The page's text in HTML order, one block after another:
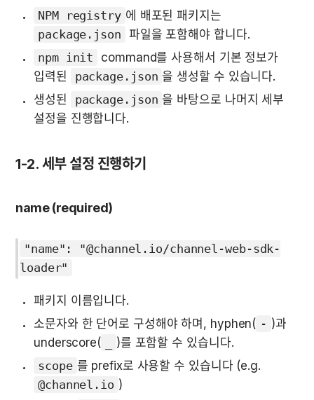
NPM registry
package.json 파일을 포함해야 합니다.
npm init
command를 사용해서 기본 정보가
입력된
package.json 을 생성할 수 있습니다.
생성된
package.json 을 바탕으로 나머지 세부
설정을 진행합니다.
1-2. 세부 설정 진행하기
name (required)
"name": "@channel.io/channel-web-sdk-
loader"
패키지 이름입니다.
소문자와 한 단어로 구성해야 하며, hyphen( - )과
underscore(
)를 포함할 수 있습니다.
scope
@channel.io )